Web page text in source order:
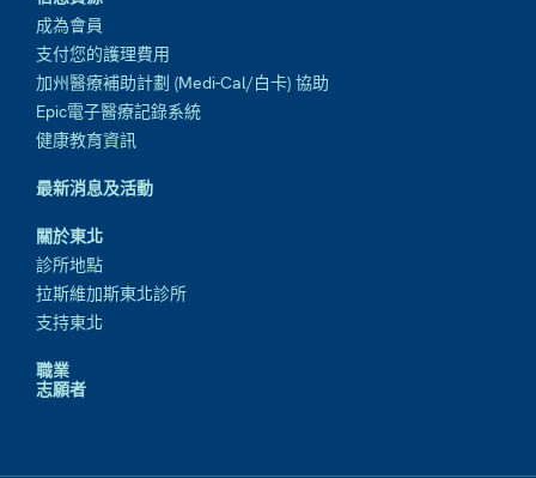
成為會員
支付您的護理費用
加州醫療補助計劃 (Medi-Cal/白卡) 協助
Epic電子醫療記錄系統
健康教育資訊
最新消息及活動
關於東北
診所地點
拉斯維加斯東北診所
支持東北
職業
志願者